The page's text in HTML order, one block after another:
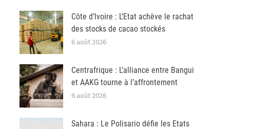
Côte d’Ivoire : L’Etat achève le rachat
des stocks de cacao stockés
6 août 2026
Centrafrique : L’alliance entre Bangui
et AAKG tourne à l’affrontement
6 août 2026
Sahara : Le Polisario défie les Etats